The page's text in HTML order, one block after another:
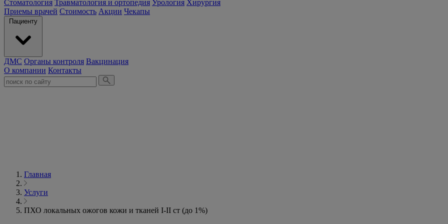
Стоматология Травматология и ортопедия Урология Хирургия
Приемы врачей Стоимость Акции Чекапы
Пациенту
ДМС Органы контроля Вакцинация
О компании Контакты
Главная
Услуги
ПХО локальных ожогов кожи и тканей I-II ст (до 1%)